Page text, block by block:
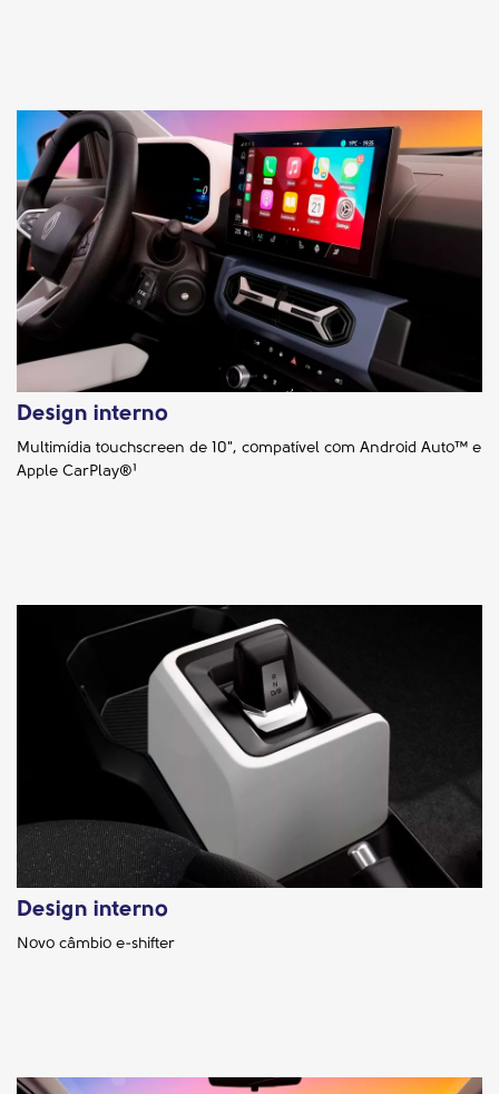
Design interno
Multimídia touchscreen de 10", compatível com Android Auto™ e
Apple CarPlay®¹
Design interno
Novo câmbio e-shifter